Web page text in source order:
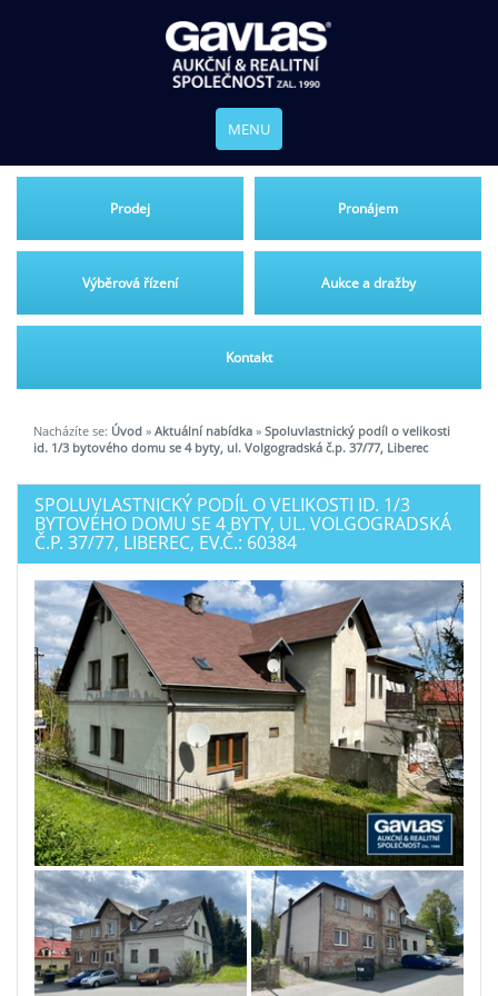
MENU
Prodej Pronájem
Výběrová řízení Aukce a dražby
Kontakt
Nacházíte se: Úvod » Aktuální nabídka » Spoluvlastnický podíl o velikosti
id. 1/3 bytového domu se 4 byty, ul. Volgogradská č.p. 37/77, Liberec
SPOLUVLASTNICKÝ PODÍL O VELIKOSTI ID. 1/3
BYTOVÉHO DOMU SE 4 BYTY, UL. VOLGOGRADSKÁ
Č.P. 37/77, LIBEREC, EV.Č.: 60384